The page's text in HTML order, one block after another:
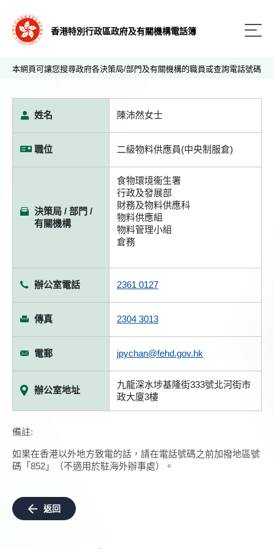
香港特別行政區政府及有關機構電話簿
本網頁可讓您搜尋政府各決策局/部門及有關機構的職員或查詢電話號碼
姓名 陳沛然女士
職位 二級物料供應員(中央制服倉)
決策局 / 部門 /
有關機構
食物環境衞生署
行政及發展部
財務及物料供應科
物料供應組
物料管理小組
倉務
辦公室電話 2361 0127
傳真 2304 3013
電郵 jpychan@fehd.gov.hk
辦公室地址
九龍深水埗基隆街333號北河街市
政大廈3樓
備註:
如果在香港以外地方致電的話，請在電話號碼之前加撥地區號
碼「852」（不適用於駐海外辦事處）。
返回